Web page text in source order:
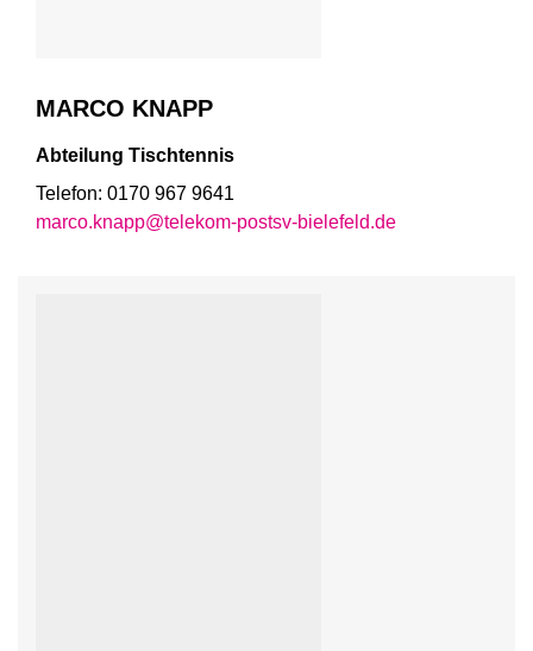
MARCO KNAPP
Abteilung Tischtennis
Telefon: 0170 967 9641
marco.knapp@telekom-postsv-bielefeld.de